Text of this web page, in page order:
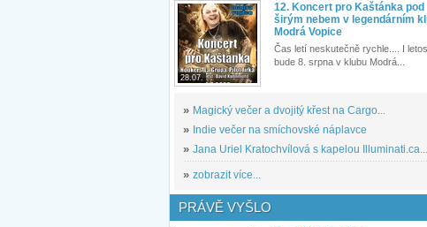
28.07.
12. Koncert pro Kaštánka pod
širým nebem v legendárním
Modrá Vopice
Čas letí neskutečně rychle.... I
bude 8. srpna v klubu Modrá...
» Magický večer a dvojitý křest na Cargo...
» Indie večer na smíchovské náplavce
» Jana Uriel Kratochvílová s kapelou Illuminati.ca...
» zobrazit více...
PRÁVĚ VYŠLO